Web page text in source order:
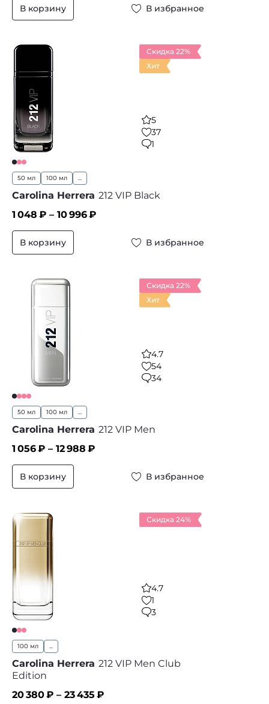
В корзину В избранное
Скидка 22%
Хит
5
37
1
50 мл 100 мл ...
Carolina Herrera 212 VIP Black
1 048 ₽ – 10 996₽
В корзину В избранное
Скидка 22%
Хит
4.7
54
34
50 мл 100 мл ...
Carolina Herrera 212 VIP Men
1 056₽ – 12 988 ₽
В корзину В избранное
Скидка 24%
4.7
1
3
100 мл ...
Carolina Herrera 212 VIP Men Club
Edition
20 380₽ – 23 435 ₽